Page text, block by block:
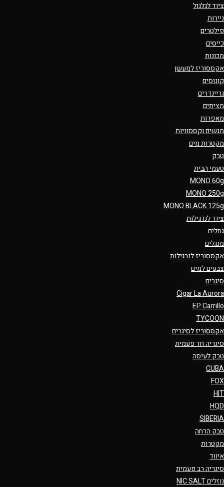
ציוד לגלגול
ניירות
פילטרים
כייסים
מכונות
אקססוריז למעשן
קונוסים
גריינדרים
מציתים
מאפרות
מגשים וקססוניות
מקטרות מים
טבק
טעמי הבית
MONO 60g
MONO 250g
MONO BLACK 125g
ציוד לנרגילות
גחלים
מנגלים
אקססוריז לנרגילות
צבעים למים
סיגרים
Cigar La Aurora
EP Carrillo
TYCOON
אקססוריז לסיגרים
סיגריה חד פעמית
טבק לעיסה
CUBA
FOX
HIT
HQD
SIBERIA
טבק הרחה
מקטרות
איווד
סיגריה רב פעמית
נוזלים NIC SALT